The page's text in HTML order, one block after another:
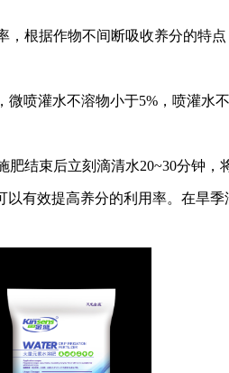
根据作物不间断吸收养分的特
喷灌水不溶物小于5%，喷灌水
结束后立刻滴清水20~30分钟，
有效提高养分的利用率。在旱